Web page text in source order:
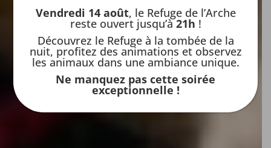
Vendredi 14 août, le Refuge de l’Arche
reste ouvert jusqu’à21h !
Découvrez le Refuge à la tombée de la
nuit, profitez des animations et observez
les animaux dans une ambiance unique.
Ne manquez pas cette soirée
exceptionnelle !